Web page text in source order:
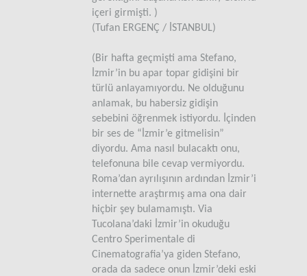
içeri girmişti. )
(Tufan ERGENÇ / İSTANBUL)
(Bir hafta geçmişti ama Stefano,
İzmir’in bu apar topar gidişini bir
türlü anlayamıyordu. Ne olduğunu
anlamak, bu habersiz gidişin
sebebini öğrenmek istiyordu. İçinden
bir ses de “İzmir’e gitmelisin”
diyordu. Ama nasıl bulacaktı onu,
telefonuna bile cevap vermiyordu.
Roma’dan ayrılışının ardından İzmir’i
internette araştırmış ama ona dair
hiçbir şey bulamamıştı. Via
Tucolana’daki İzmir’in okuduğu
Centro Sperimentale di
Cinematografia’ya giden Stefano,
orada da sadece onun İzmir’deki eski